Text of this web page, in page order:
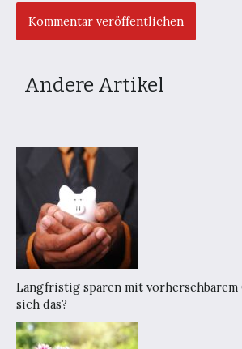
Andere Artikel
Langfristig sparen mit
sich das?